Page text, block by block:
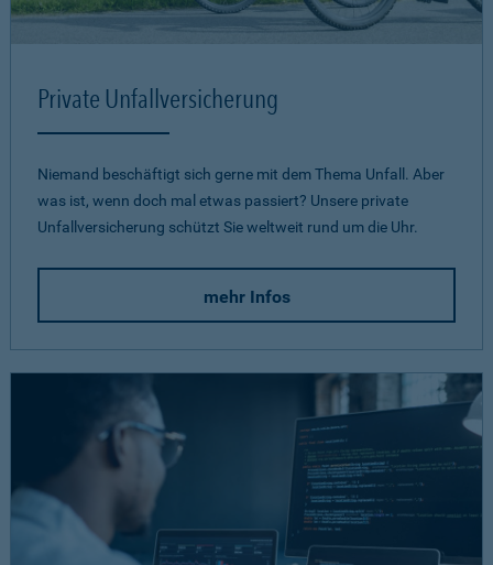
Private Unfallversicherung
Niemand beschäftigt sich gerne mit dem Thema Unfall. Aber
was ist, wenn doch mal etwas passiert? Unsere private
Unfallversicherung schützt Sie weltweit rund um die Uhr.
mehr Infos